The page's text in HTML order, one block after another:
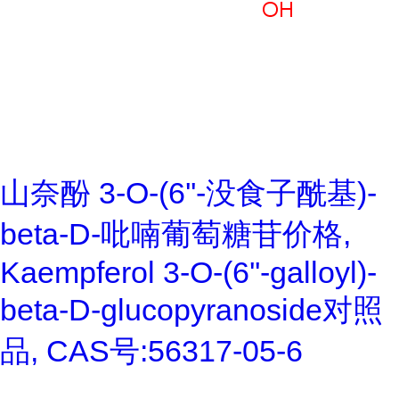
山奈酚 3-O-(6''-没食子酰基)-
beta-D-吡喃葡萄糖苷价格,
Kaempferol 3-O-(6''-galloyl)-
beta-D-glucopyranoside对照
品, CAS号:56317-05-6